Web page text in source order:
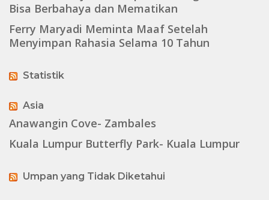
Bisa Berbahaya dan Mematikan
Ferry Maryadi Meminta Maaf Setelah
Menyimpan Rahasia Selama 10 Tahun
Statistik
Asia
Anawangin Cove- Zambales
Kuala Lumpur Butterfly Park- Kuala Lumpur
Umpan yang Tidak Diketahui